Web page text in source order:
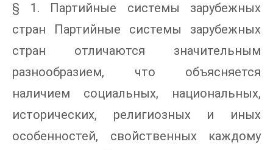
§ 1. Партийные системы зарубежных
стран Партийные системы зарубежных
стран отличаются значительным
разнообразием, что объясняется
наличием социальных, национальных,
исторических, религиозных и иных
особенностей, свойственных каждому